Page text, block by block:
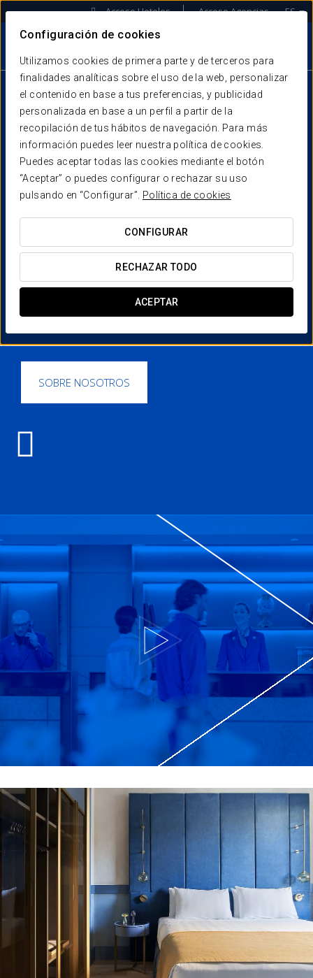
Configuración de cookies
Utilizamos cookies de primera parte y de terceros para
finalidades analíticas sobre el uso de la web, personalizar
el contenido en base a tus preferencias, y publicidad
personalizada en base a un perfil a partir de la
recopilación de tus hábitos de navegación. Para más
información puedes leer nuestra política de cookies.
Puedes aceptar todas las cookies mediante el botón
“Aceptar” o puedes configurar o rechazar su uso
pulsando en “Configurar”. Política de cookies
CONFIGURAR
RECHAZAR TODO
ACEPTAR
Acceso Hoteles Acceso Agencias ES
SOMOS LA PRIMERA
ALIANZA DE HOTELES
INDEPENDIENTES DEL
Con más de 3.800 hoteles asociados en 90 países,
creemos en la viabilidad y éxito del hotel independiente.
Por eso desarrollamos un modelo propio de aceleración
hotelera enfocado a aportarle competitividad sin
SOBRE NOSOTROS